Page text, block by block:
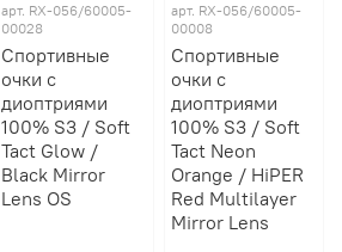
арт. RX-056/60005-
00028
Спортивные
очки с
диоптриями
100% S3 / Soft
Tact Glow /
Black Mirror
Lens OS
арт. RX-056/60005-
00008
Спортивные
очки с
диоптриями
100% S3 / Soft
Tact Neon
Orange / HiPER
Red Multilayer
Mirror Lens